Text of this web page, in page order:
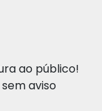
ao público!
aviso